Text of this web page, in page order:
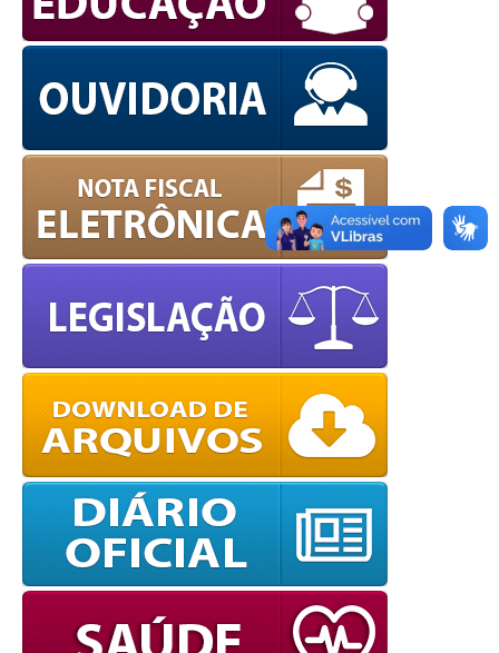
European Commission |
Cookies Policy
powered by WPCookiePro